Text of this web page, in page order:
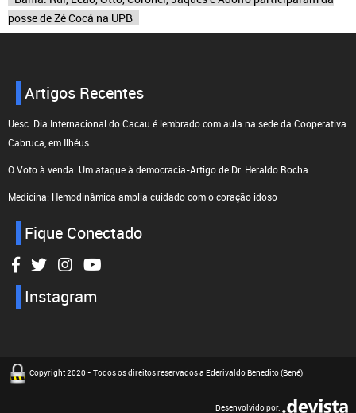
posse de Zé Cocá na UPB
Artigos Recentes
Uesc: Dia Internacional do Cacau é lembrado com aula na sede da Cooperativa
Cabruca, em Ilhéus
O Voto à venda: Um ataque à democracia-Artigo de Dr. Heraldo Rocha
Medicina: Hemodinâmica amplia cuidado com o coração idoso
Fique Conectado
Instagram
Copyright 2020 - Todos os direitos reservados a Ederivaldo Benedito (Bené)
Desenvolvido por: